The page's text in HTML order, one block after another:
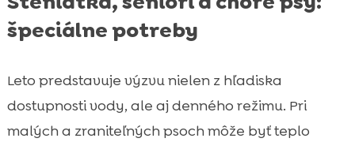
špeciálne potreby
Leto predstavuje výzvu nielen z hľadiska
dostupnosti vody, ale aj denného režimu. Pri
malých a zraniteľných psoch môže byť teplo